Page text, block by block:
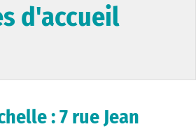
d'accueil
: 7 rue Jean